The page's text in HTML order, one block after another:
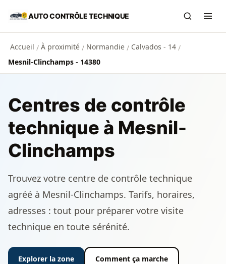
Aller au contenu principal
AUTO CONTRÔLE TECHNIQUE
Accueil / À proximité / Normandie / Calvados - 14 /
Mesnil-Clinchamps - 14380
Centres de contrôle
technique à Mesnil-
Clinchamps
Trouvez votre centre de contrôle technique
agréé à Mesnil-Clinchamps. Tarifs, horaires,
adresses : tout pour préparer votre visite
technique en toute sérénité.
Explorer la zone Comment ça marche